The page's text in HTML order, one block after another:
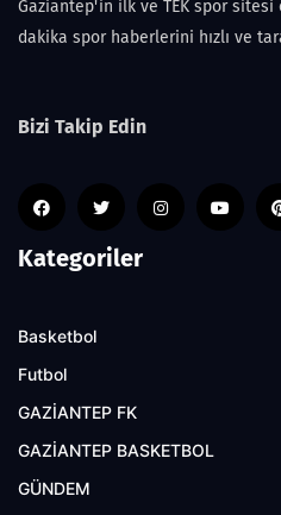
Gaziantep'in ilk ve TEK spor
dakika spor haberlerini hızlı ve
Bizi Takip Edin
Kategoriler
Basketbol
Futbol
GAZİANTEP FK
GAZİANTEP BASKETBOL
GÜNDEM